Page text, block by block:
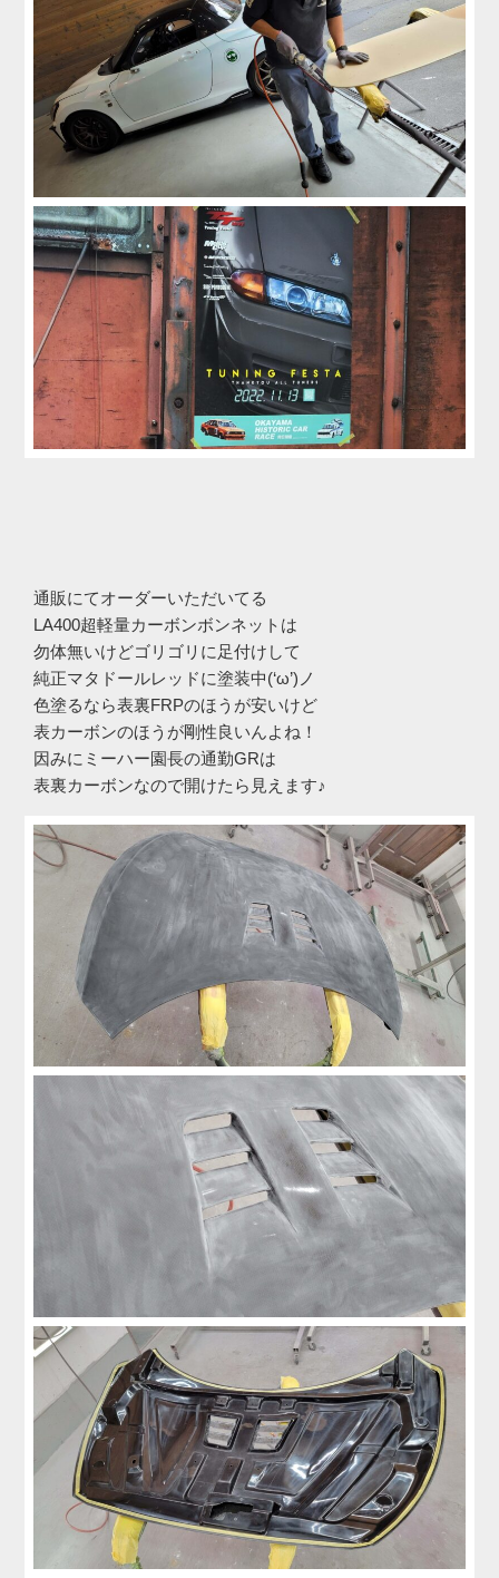
通販にてオーダーいただいてる
LA400超軽量カーボンボンネットは
勿体無いけどゴリゴリに足付けして
純正マタドールレッドに塗装中(‘ω’)ノ
色塗るなら表裏FRPのほうが安いけど
表カーボンのほうが剛性良いんよね！
因みにミーハー園長の通勤GRは
表裏カーボンなので開けたら見えます♪